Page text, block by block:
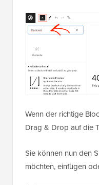
Wenn der richtige
Drag & Drop auf die
Sie können nun den
möchten, einfügen